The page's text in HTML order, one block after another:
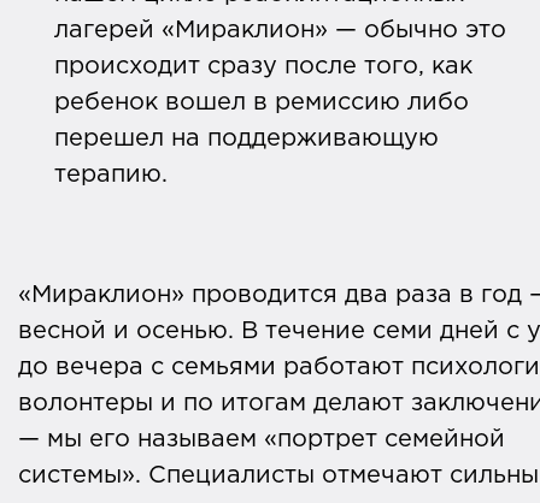
лагерей «Мираклион» — обычно это
происходит сразу после того, как
ребенок вошел в ремиссию либо
перешел на поддерживающую
терапию.
«Мираклион» проводится два раза в год
весной и осенью. В течение семи дней с
до вечера с семьями работают
волонтеры и по итогам делают
— мы его называем «портрет семейной
системы». Специалисты отмечают